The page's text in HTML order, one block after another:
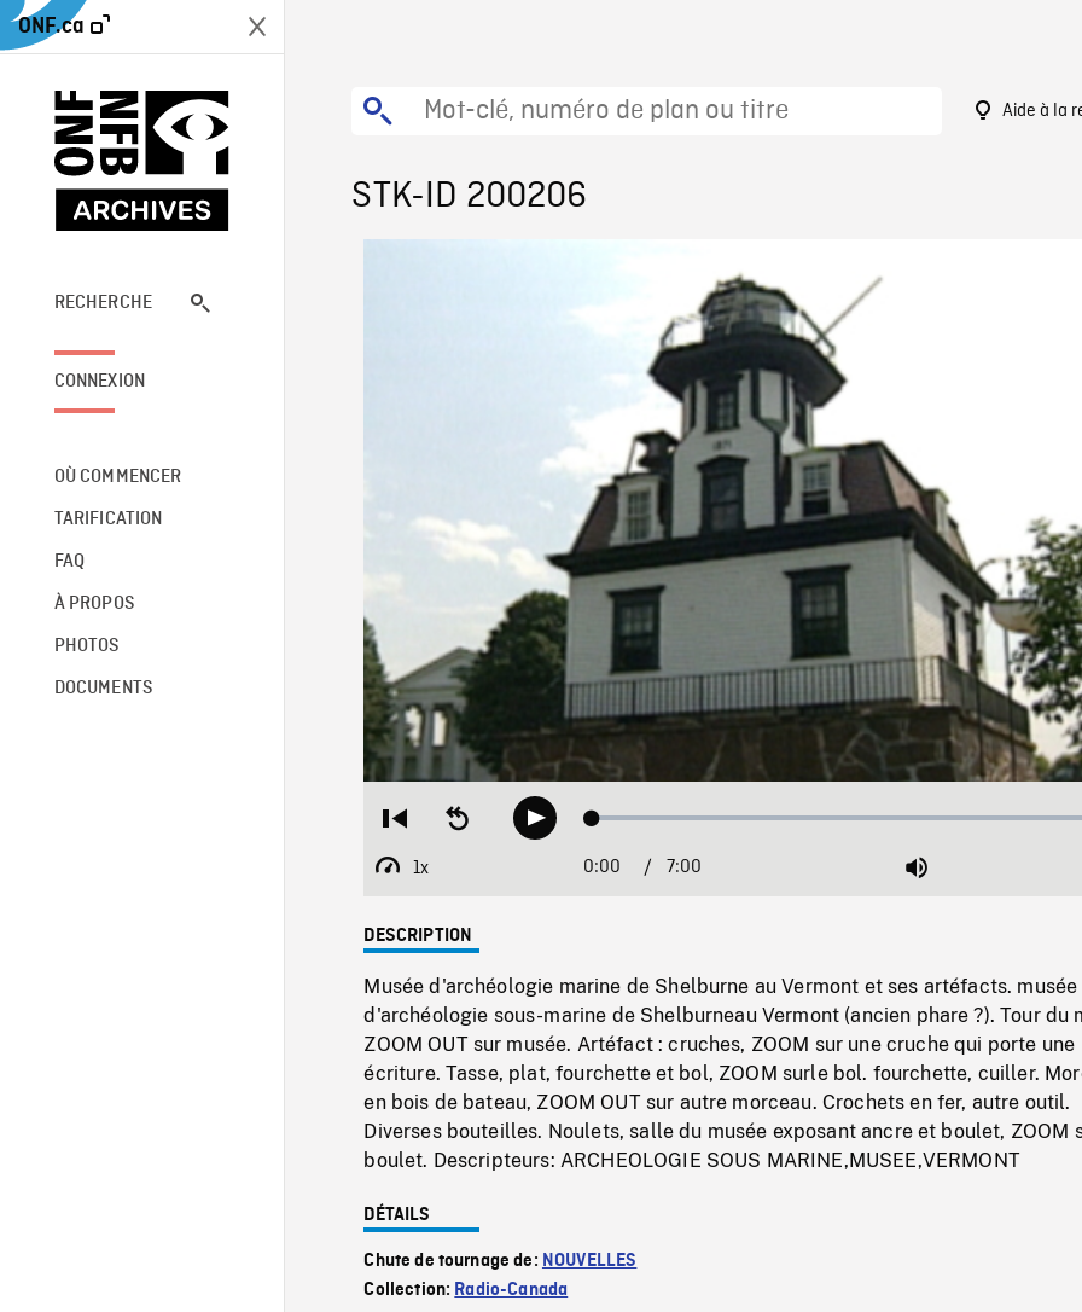
ONF.ca
RECHERCHE
CONNEXION
OÙ COMMENCER
TARIFICATION
FAQ
À PROPOS
PHOTOS
DOCUMENTS
Aide à la
STK-ID 200206
Restart
beginning
Seek
backwardPlay Loaded:
1x
Playback
Current
0:00 / 7:00 Mute
DESCRIPTION
Musée d'archéologie marine de Shelburne au Vermont et ses artéfacts. musée
d'archéologie sous-marine de Shelburneau Vermont (ancien phare ?). Tour du
ZOOM OUT sur musée. Artéfact : cruches, ZOOM sur une cruche qui porte une
écriture. Tasse, plat, fourchette et bol, ZOOM surle bol. fourchette, cuiller.
en bois de bateau, ZOOM OUT sur autre morceau. Crochets en fer, autre outil.
Diverses bouteilles. Noulets, salle du musée exposant ancre et boulet, ZOOM
boulet. Descripteurs: ARCHEOLOGIE SOUS MARINE,MUSEE,VERMONT
DÉTAILS
Chute de tournage de: NOUVELLES
Collection: Radio-Canada